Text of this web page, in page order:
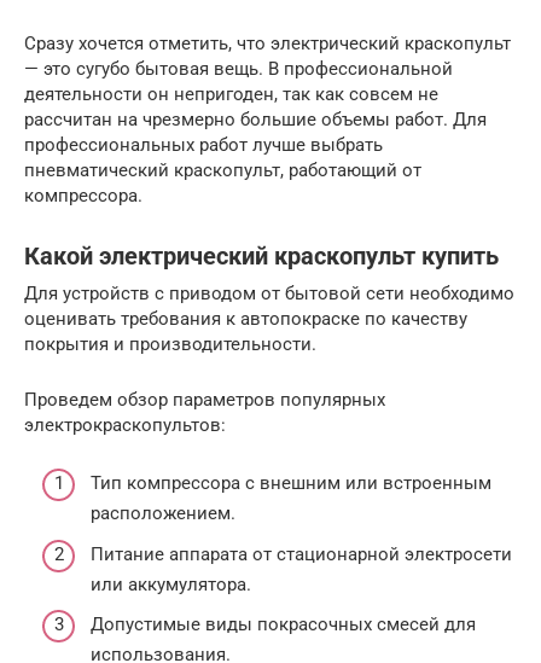
Сразу хочется отметить, что электрический краскопульт
— это сугубо бытовая вещь. В профессиональной
деятельности он непригоден, так как совсем не
рассчитан на чрезмерно большие объемы работ. Для
профессиональных работ лучше выбрать
пневматический краскопульт, работающий от
компрессора.
Какой электрический краскопульт купить
Для устройств с приводом от бытовой сети необходимо
оценивать требования к автопокраске по качеству
покрытия и производительности.
Проведем обзор параметров популярных
электрокраскопультов:
Тип компрессора с внешним или встроенным
расположением.
Питание аппарата от стационарной электросети
или аккумулятора.
Допустимые виды покрасочных смесей для
использования.